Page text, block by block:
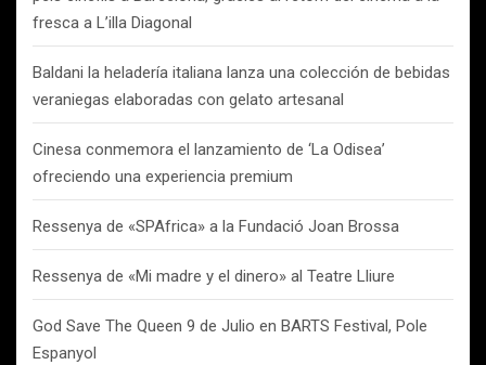
fresca a L’illa Diagonal
Baldani la heladería italiana lanza una colección de bebidas
veraniegas elaboradas con gelato artesanal
Cinesa conmemora el lanzamiento de ‘La Odisea’
ofreciendo una experiencia premium
Ressenya de «SPAfrica» a la Fundació Joan Brossa
Ressenya de «Mi madre y el dinero» al Teatre Lliure
God Save The Queen 9 de Julio en BARTS Festival, Pole
Espanyol